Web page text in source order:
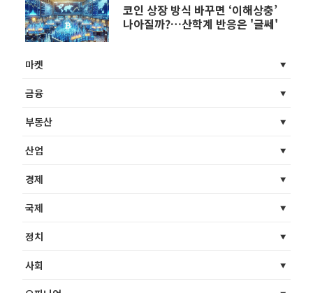
코인 상장 방식 바꾸면 ‘이해상충’
나아질까?…산학계 반응은 '글쎄'
마켓
금융
부동산
산업
경제
국제
정치
사회